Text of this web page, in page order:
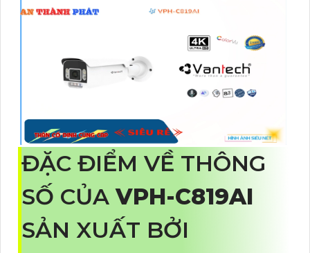
ĐẶC ĐIỂM VỀ THÔNG
SỐ CỦAVPH-C819AI
SẢN XUẤT BỞI